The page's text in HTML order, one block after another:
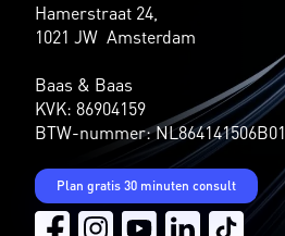
Hamerstraat 24,
1021 JW Amsterdam
Baas & Baas
KVK: 86904159
BTW-nummer: NL864141506B01
Plan gratis 30 minuten consult